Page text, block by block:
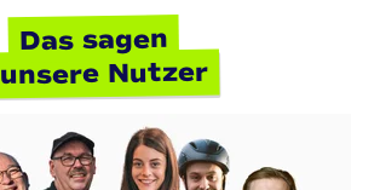
Das sagen
unsere Nutzer